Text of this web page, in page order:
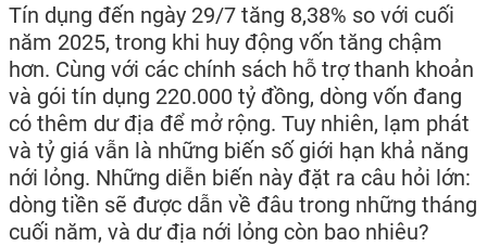
Tín dụng đến ngày 29/7 tăng 8,38% so với cuối
năm 2025, trong khi huy động vốn tăng chậm
hơn. Cùng với các chính sách hỗ trợ thanh khoản
và gói tín dụng 220.000 tỷ đồng, dòng vốn đang
có thêm dư địa để mở rộng. Tuy nhiên, lạm phát
và tỷ giá vẫn là những biến số giới hạn khả năng
nới lỏng. Những diễn biến này đặt ra câu hỏi lớn:
dòng tiền sẽ được dẫn về đâu trong những tháng
cuối năm, và dư địa nới lỏng còn bao nhiêu?